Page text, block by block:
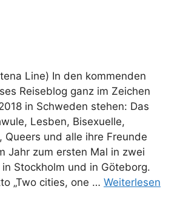
Line) In den kommenden
Reiseblog ganz im Zeichen
in Schweden stehen: Das
Lesben, Bisexuelle,
Queers und alle ihre Freunde
Jahr zum ersten Mal in zwei
Stockholm und in Göteborg.
„Two cities, one … Weiterlesen